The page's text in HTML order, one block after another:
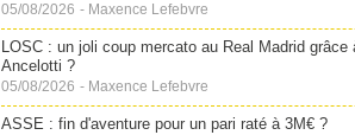
05/08/2026 - Maxence Lefebvre
LOSC : un joli coup mercato au Real Madrid grâce
Ancelotti ?
05/08/2026 - Maxence Lefebvre
ASSE : fin d'aventure pour un pari raté à 3M€ ?